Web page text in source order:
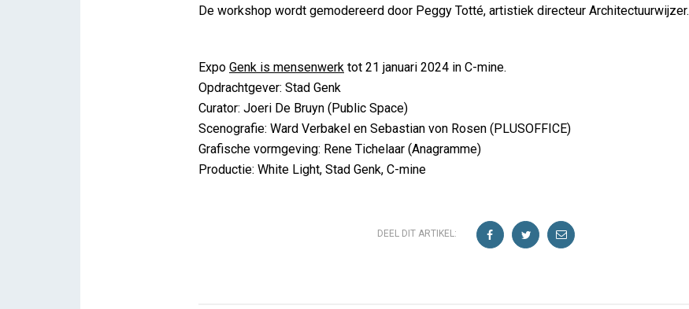
De workshop wordt gemodereerd door Peggy Totté, artistiek directeur Architectuurwijzer.
Expo Genk is mensenwerk tot 21 januari 2024 in C-mine.
Opdrachtgever: Stad Genk
Curator: Joeri De Bruyn (Public Space)
Scenografie: Ward Verbakel en Sebastian von Rosen (PLUSOFFICE)
Grafische vormgeving: Rene Tichelaar (Anagramme)
Productie: White Light, Stad Genk, C-mine
DEEL DIT ARTIKEL: